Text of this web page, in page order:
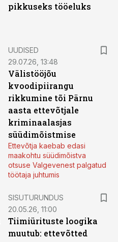
pikkuseks tööeluks
UUDISED
29.07.26, 13:48
Välistööjõu
kvoodipiirangu
rikkumine tõi Pärnu
aasta ettevõtjale
kriminaalasjas
süüdimõistmise
Ettevõtja kaebab edasi
maakohtu süüdimõistva
otsuse Valgevenest palgatud
töötaja juhtumis
SISUTURUNDUS
20.05.26, 11:00
Tiimiürituste loogika
muutub: ettevõtted